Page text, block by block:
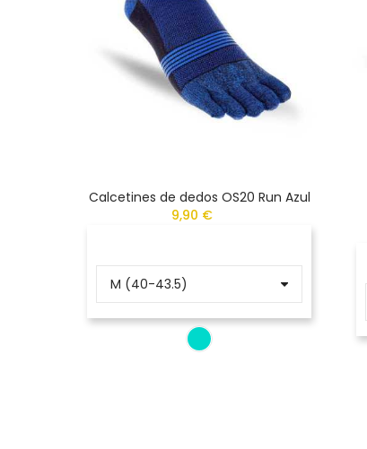
Calcetines de dedos OS20 Run Azul
9,90 €